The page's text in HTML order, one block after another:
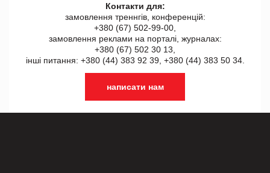
Контакти для:
замовлення треннгів, конференцій:
+380 (67) 502-99-00,
замовлення реклами на порталі, журналах:
+380 (67) 502 30 13,
інші питання: +380 (44) 383 92 39, +380 (44) 383 50 34.
написати нам